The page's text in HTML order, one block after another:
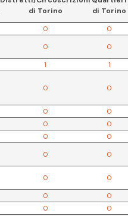
di Torino
di Torino
0 0
0 0
1 1
0 0
0 0
0 0
0 0
0 0
0 0
0 0
0 0